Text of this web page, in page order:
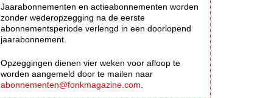
Jaarabonnementen en actieabonnementen worden
zonder wederopzegging na de eerste
abonnementsperiode verlengd in een doorlopend
jaarabonnement.
Opzeggingen dienen vier weken voor afloop te
worden aangemeld door te mailen naar
abonnementen@fonkmagazine.com